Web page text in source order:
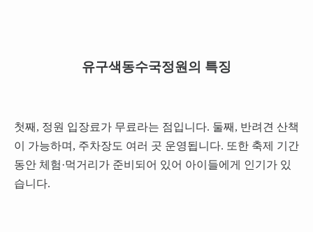
유구색동수국정원의 특징
첫째, 정원 입장료가 무료라는 점입니다. 둘째, 반려견 산책
이 가능하며, 주차장도 여러 곳 운영됩니다. 또한 축제 기간
동안 체험·먹거리가 준비되어 있어 아이들에게 인기가 있
습니다.